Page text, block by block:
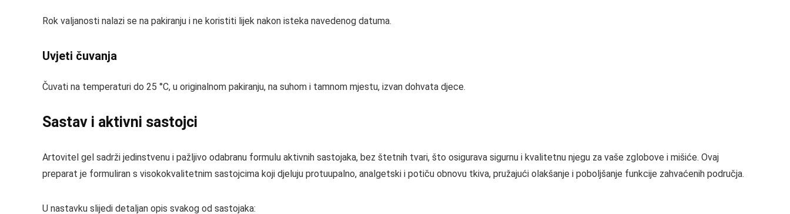
Rok valjanosti nalazi se na pakiranju i ne koristiti lijek nakon isteka navedenog datuma.
Uvjeti čuvanja
Čuvati na temperaturi do 25 °C, u originalnom pakiranju, na suhom i tamnom mjestu, izvan dohvata djece.
Sastav i aktivni sastojci
Artovitel gel sadrži jedinstvenu i pažljivo odabranu formulu aktivnih sastojaka, bez štetnih tvari, što osigurava sigurnu i kvalitetnu njegu za vaše zglobove i mišiće. Ovaj
preparat je formuliran s visokokvalitetnim sastojcima koji djeluju protuupalno, analgetski i potiču obnovu tkiva, pružajući olakšanje i poboljšanje funkcije zahvaćenih područja.
U nastavku slijedi detaljan opis svakog od sastojaka: